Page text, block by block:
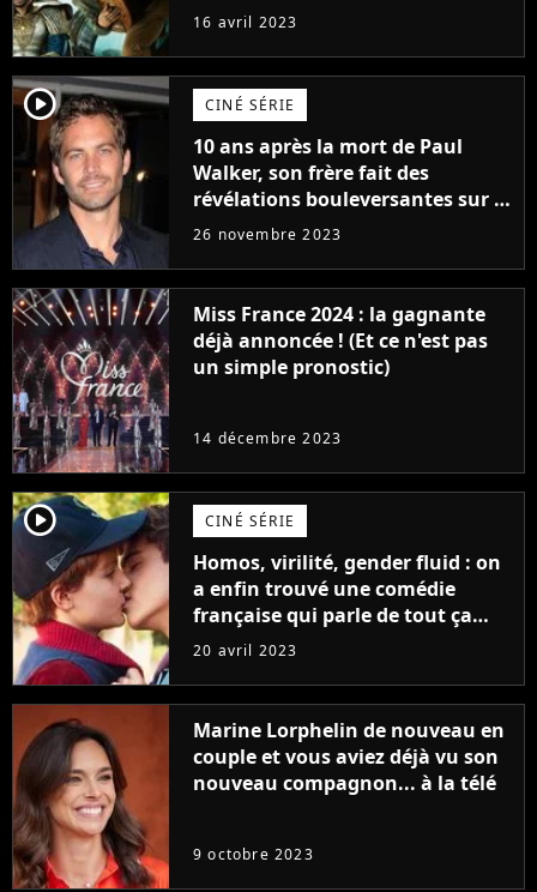
raison très spéciale
16 avril 2023
player2 CINÉ SÉRIE
10 ans après la mort de Paul
Walker, son frère fait des
révélations bouleversantes sur la
réaction des acteurs de Fast and
26 novembre 2023
Miss France 2024 : la gagnante
déjà annoncée ! (Et ce n'est pas
un simple pronostic)
14 décembre 2023
player2 CINÉ SÉRIE
Homos, virilité, gender fluid : on
a enfin trouvé une comédie
française qui parle de tout ça
sans être super ringarde
20 avril 2023
Marine Lorphelin de nouveau en
couple et vous aviez déjà vu son
nouveau compagnon... à la télé
9 octobre 2023